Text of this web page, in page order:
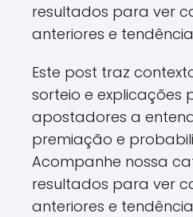
resultados para ver
anteriores e
Este post traz
sorteio e explicações
apostadores a
premiação e
Acompanhe nossa
resultados para ver
anteriores e